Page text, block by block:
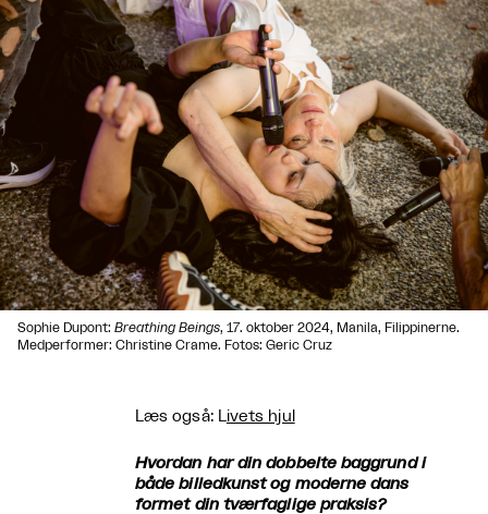
Sophie Dupont: Breathing Beings, 17. oktober 2024, Manila, Filippinerne.
Medperformer: Christine Crame. Fotos: Geric Cruz
Læs også: L ivets hjul
Hvordan har din dobbelte baggrund i
både billedkunst og moderne dans
formet din tværfaglige praksis?